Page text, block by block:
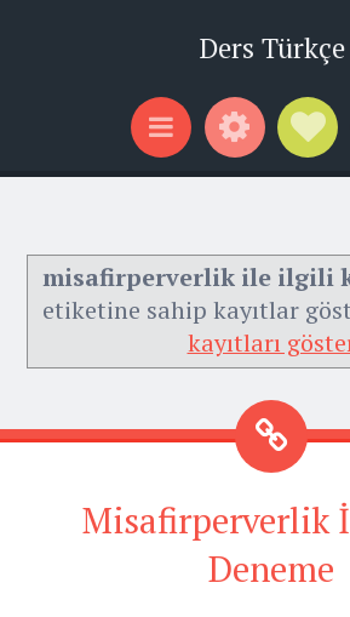
Ders Türkçe
Menu Widgets
misafirperverlik ile ilgili
etiketine sahip kayıtlar
kayıtları
Misafirperverlik
Deneme